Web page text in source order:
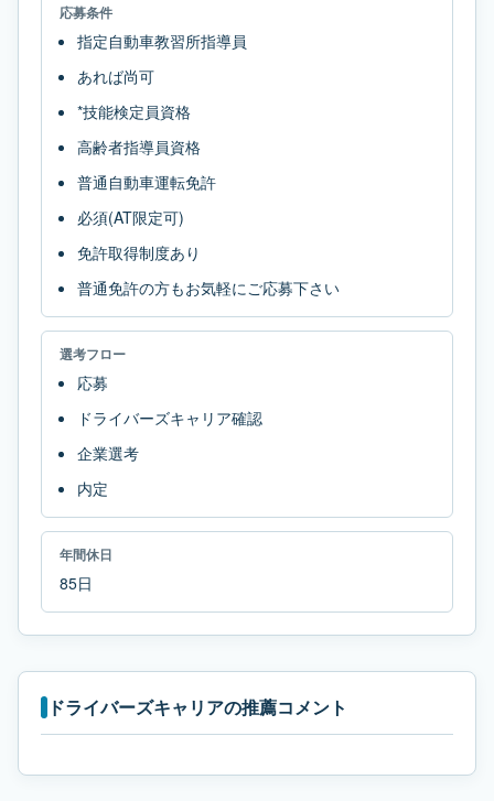
応募条件
指定自動車教習所指導員
あれば尚可
*技能検定員資格
高齢者指導員資格
普通自動車運転免許
必須(AT限定可)
免許取得制度あり
普通免許の方もお気軽にご応募下さい
選考フロー
応募
ドライバーズキャリア確認
企業選考
内定
年間休日
85日
ドライバーズキャリアの推薦コメント